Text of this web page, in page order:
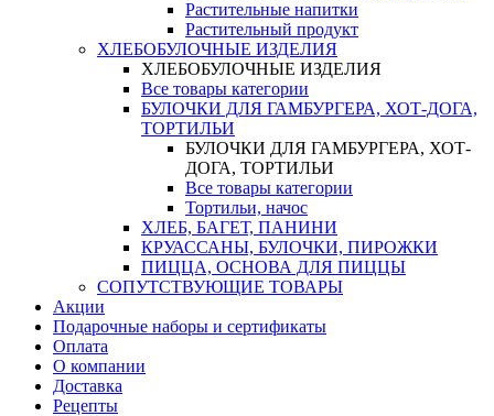
Растительные напитки
Растительный продукт
ХЛЕБОБУЛОЧНЫЕ ИЗДЕЛИЯ
ХЛЕБОБУЛОЧНЫЕ ИЗДЕЛИЯ
Все товары категории
БУЛОЧКИ ДЛЯ ГАМБУРГЕРА, ХОТ-ДОГА,
ТОРТИЛЬИ
БУЛОЧКИ ДЛЯ ГАМБУРГЕРА, ХОТ-
ДОГА, ТОРТИЛЬИ
Все товары категории
Тортильи, начос
ХЛЕБ, БАГЕТ, ПАНИНИ
КРУАССАНЫ, БУЛОЧКИ, ПИРОЖКИ
ПИЦЦА, ОСНОВА ДЛЯ ПИЦЦЫ
СОПУТСТВУЮЩИЕ ТОВАРЫ
Акции
Подарочные наборы и сертификаты
Оплата
О компании
Доставка
Рецепты